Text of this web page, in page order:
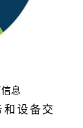
息
设备交